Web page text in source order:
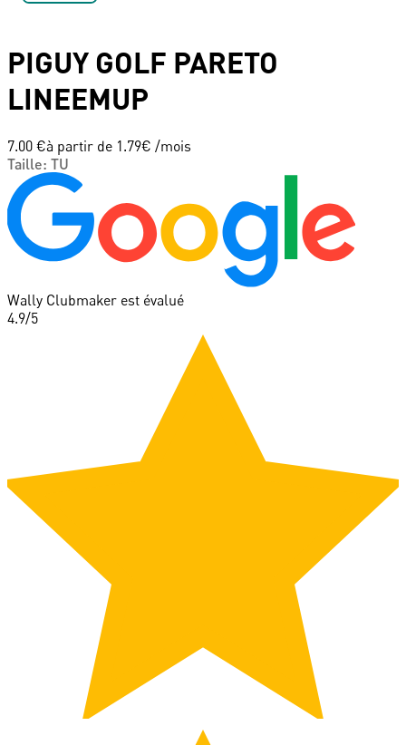
PIGUY GOLF PARETO
LINEEMUP
7.00 €à partir de 1.79€ /mois
Taille: TU
Wally Clubmaker est évalué
4.9/5